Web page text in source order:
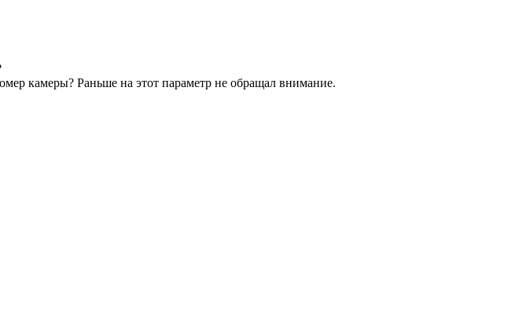
камеры? Раньше на этот параметр не обращал внимание.